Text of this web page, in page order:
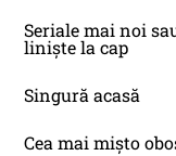
Seriale mai noi
liniște la cap
Singură acasă
Cea mai mișto